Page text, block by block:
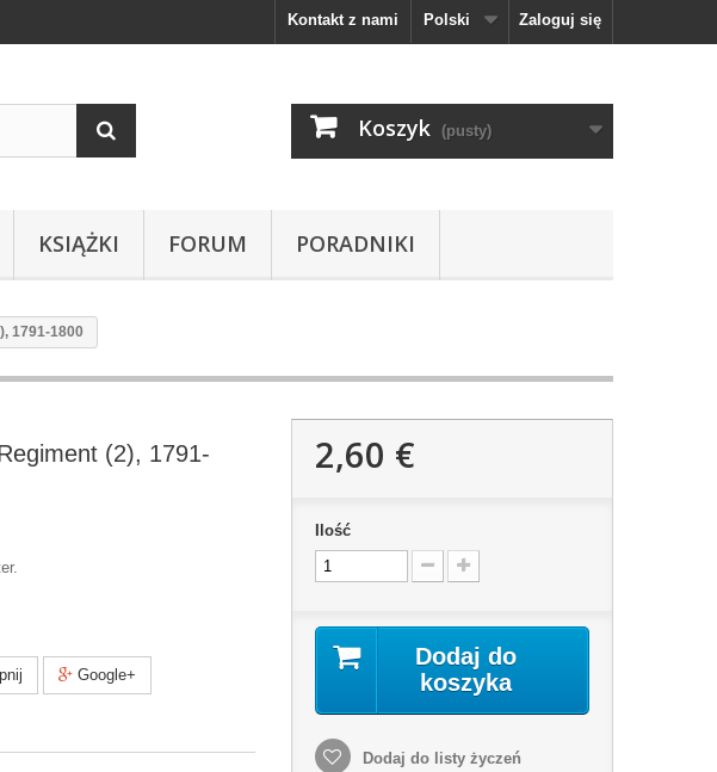
Zaloguj się
Polski
Kontakt z nami
Koszyk (pusty)
KSIĄŻKI FORUM PORADNIKI
1791-1800
(2), 1791-
Google+
2,60 €
Ilość
Dodaj do
koszyka
Dodaj do listy życzeń